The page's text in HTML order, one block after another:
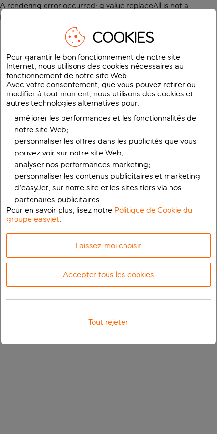
A rendering error occurred: g.value.replaceAll is not a
function
COOKIES
Pour garantir le bon fonctionnement de notre site
Internet, nous utilisons des cookies nécessaires au
fonctionnement de notre site Web.
Avec votre consentement, que vous pouvez retirer ou
modifier à tout moment, nous utilisons des cookies et
autres technologies alternatives pour:
améliorer les performances et les fonctionnalités de
notre site Web;
personnaliser les offres dans les publicités que vous
pouvez voir sur notre site Web;
analyser nos performances marketing;
personnaliser les contenus publicitaires et marketing
d'easyJet, sur notre site et les sites tiers via nos
partenaires publicitaires.
Pour en savoir plus, lisez notre Politique de Cookie du
groupe easyjet.
Laissez-moi choisir
Accepter tous les cookies
Tout rejeter